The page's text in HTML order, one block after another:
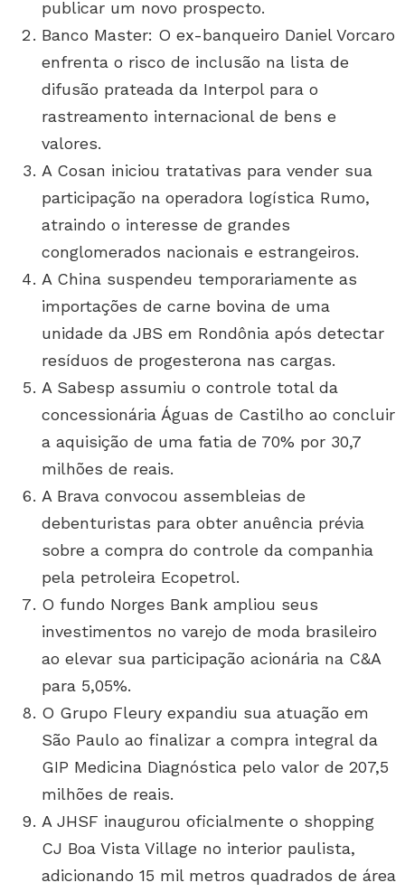
publicar um novo prospecto.
Banco Master: O ex-banqueiro Daniel Vorcaro
enfrenta o risco de inclusão na lista de
difusão prateada da Interpol para o
rastreamento internacional de bens e
valores.
A Cosan iniciou tratativas para vender sua
participação na operadora logística Rumo,
atraindo o interesse de grandes
conglomerados nacionais e estrangeiros.
A China suspendeu temporariamente as
importações de carne bovina de uma
unidade da JBS em Rondônia após detectar
resíduos de progesterona nas cargas.
A Sabesp assumiu o controle total da
concessionária Águas de Castilho ao concluir
a aquisição de uma fatia de 70% por 30,7
milhões de reais.
A Brava convocou assembleias de
debenturistas para obter anuência prévia
sobre a compra do controle da companhia
pela petroleira Ecopetrol.
O fundo Norges Bank ampliou seus
investimentos no varejo de moda brasileiro
ao elevar sua participação acionária na C&A
para 5,05%.
O Grupo Fleury expandiu sua atuação em
São Paulo ao finalizar a compra integral da
GIP Medicina Diagnóstica pelo valor de 207,5
milhões de reais.
A JHSF inaugurou oficialmente o shopping
CJ Boa Vista Village no interior paulista,
adicionando 15 mil metros quadrados de área